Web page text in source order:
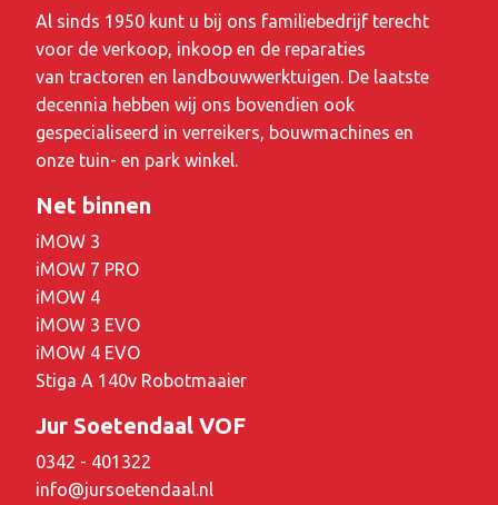
Al sinds 1950 kunt u bij ons familiebedrijf terecht
voor de verkoop, inkoop en de reparaties
van tractoren en landbouwwerktuigen. De laatste
decennia hebben wij ons bovendien ook
gespecialiseerd in verreikers, bouwmachines en
onze tuin- en park winkel.
Net binnen
iMOW 3
iMOW 7 PRO
iMOW 4
iMOW 3 EVO
iMOW 4 EVO
Stiga A 140v Robotmaaier
Jur Soetendaal VOF
0342 - 401322
info@jursoetendaal.nl